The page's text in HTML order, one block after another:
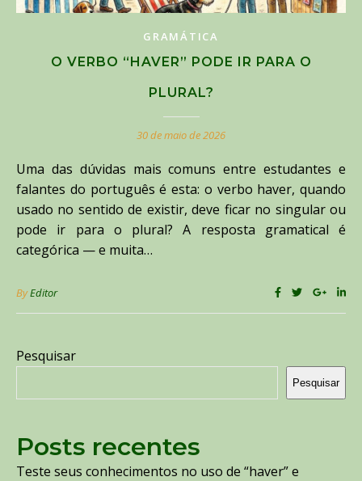
GRAMÁTICA
O VERBO “HAVER” PODE IR PARA O
PLURAL?
30 de maio de 2026
Uma das dúvidas mais comuns entre estudantes e
falantes do português é esta: o verbo haver, quando
usado no sentido de existir, deve ficar no singular ou
pode ir para o plural? A resposta gramatical é
categórica — e muita…
ByEditor
Pesquisar
Pesquisar
Posts recentes
Teste seus conhecimentos no uso de “haver” e